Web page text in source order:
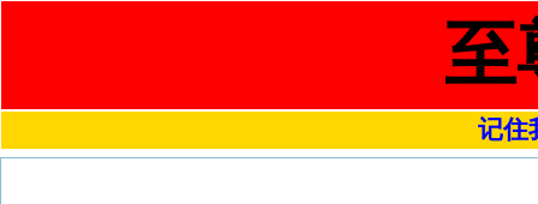
至
记住